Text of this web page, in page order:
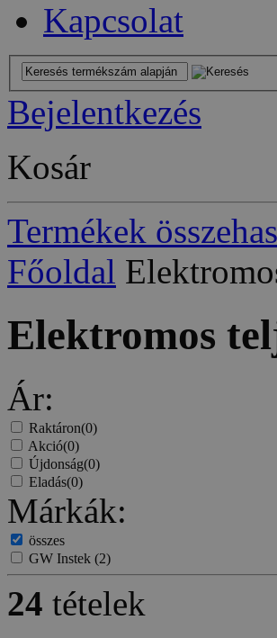
Kapcsolat
Bejelentkezés
Kosár
Termékek
Főoldal
Elektromos
Ár:
Raktáron(0)
Akció(0)
Újdonság(0)
Eladás(0)
Márkák:
összes
GW Instek (2)
24 tételek